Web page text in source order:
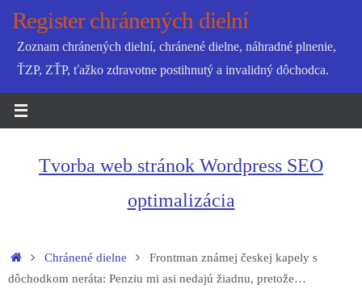
SkipRegister chránených dielní
Zoznam chránených dielní, chránené dielne, náhradné plnenie,
ŤZP, ZŤP, ťažko zdravotne postihnutý a invalidný dôchodca.
Tvorba web stránok Wordpress SEO
optimalizácia
HomeChránené dielne
Frontman známej českej kapely s
dôchodkom neráta: Penziu mi asi nedajú žiadnu, pretože…